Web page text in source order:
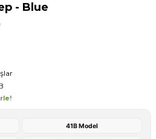
- Blue
41B Model